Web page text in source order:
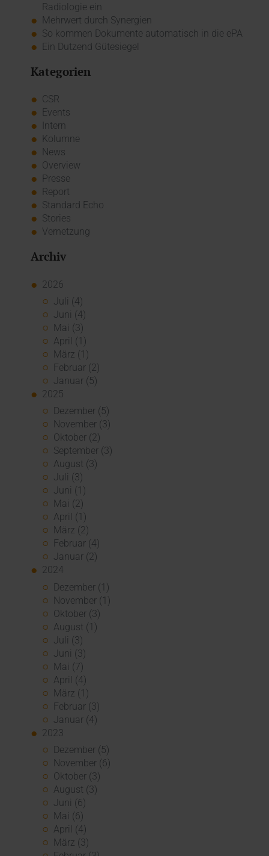
Radiologie ein
Mehrwert durch Synergien
So kommen Dokumente automatisch in die ePA
Ein Dutzend Gütesiegel
Kategorien
CSR
Events
Intern
Kolumne
News
Overview
Presse
Report
Standard Echo
Stories
Vernetzung
Archiv
2026
Juli (4)
Juni (4)
Mai (3)
April (1)
März (1)
Februar (2)
Januar (5)
2025
Dezember (5)
November (3)
Oktober (2)
September (3)
August (3)
Juli (3)
Juni (1)
Mai (2)
April (1)
März (2)
Februar (4)
Januar (2)
2024
Dezember (1)
November (1)
Oktober (3)
August (1)
Juli (3)
Juni (3)
Mai (7)
April (4)
März (1)
Februar (3)
Januar (4)
2023
Dezember (5)
November (6)
Oktober (3)
August (3)
Juni (6)
Mai (6)
April (4)
März (3)